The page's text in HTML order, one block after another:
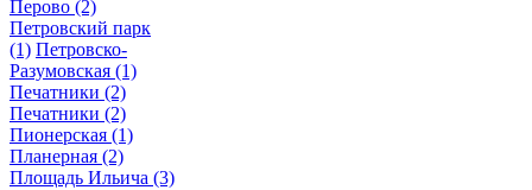
Перово (2)
Петровский парк
(1) Петровско-
Разумовская (1)
Печатники (2)
Печатники (2)
Пионерская (1)
Планерная (2)
Площадь Ильича (3)